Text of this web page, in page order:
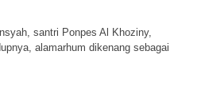
santri Ponpes Al Khoziny,
alamarhum dikenang sebagai